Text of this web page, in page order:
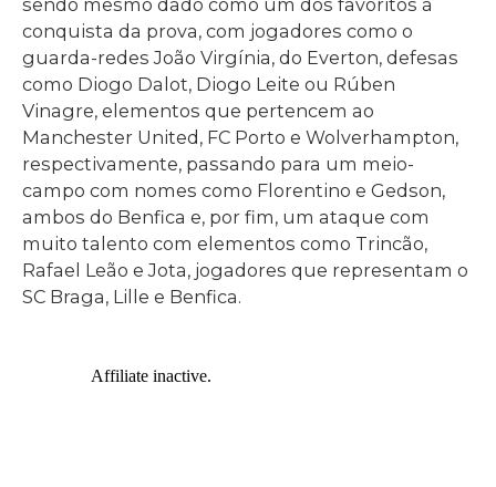
sendo mesmo dado como um dos favoritos à
conquista da prova, com jogadores como o
guarda-redes João Virgínia, do Everton, defesas
como Diogo Dalot, Diogo Leite ou Rúben
Vinagre, elementos que pertencem ao
Manchester United, FC Porto e Wolverhampton,
respectivamente, passando para um meio-
campo com nomes como Florentino e Gedson,
ambos do Benfica e, por fim, um ataque com
muito talento com elementos como Trincão,
Rafael Leão e Jota, jogadores que representam o
SC Braga, Lille e Benfica.